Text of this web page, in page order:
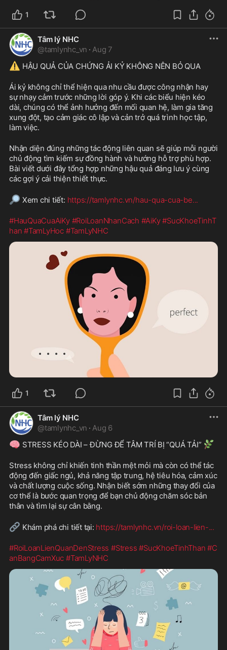
1
Tâm lý NHC
@tamlynhc_vn · Aug 7
⚠️ HẬU QUẢ CỦA CHỨNG ẢI KỶ KHÔNG NÊN BỎ QUA
Ái kỷ không chỉ thể hiện qua nhu cầu được công nhận hay
sự nhạy cảm trước những lời góp ý. Khi các biểu hiện kéo
dài, chúng có thể ảnh hưởng đến mối quan hệ, làm gia tăng
xung đột, tạo cảm giác cô lập và cản trở quá trình học tập,
làm việc.
Nhận diện đúng những tác động liên quan sẽ giúp mỗi người
chủ động tìm kiếm sự đồng hành và hướng hỗ trợ phù hợp.
Bài viết dưới đây tổng hợp những hậu quả đáng lưu ý cùng
các gợi ý cải thiện thiết thực.
🔎 Xem chi tiết: https://tamlynhc.vn/hau-qua-cua-be...
#HauQuaCuaAiKy #RoiLoanNhanCach #AiKy#SucKhoeTinhT
han #TamLyHoc #TamLyNHC
1
Tâm lý NHC
@tamlynhc_vn · Aug 6
🧠 STRESS KÉO DÀI – ĐỪNG ĐỂ TÂM TRÍ BỊ “QUÁ TẢI” 🌿
Stress không chỉ khiến tinh thần mệt mỏi mà còn có thể tác
động đến giấc ngủ, khả năng tập trung, hệ tiêu hóa, cảm xúc
và chất lượng cuộc sống. Nhận biết sớm những thay đổi của
cơ thể là bước quan trọng để bạn chủ động chăm sóc bản
thân và tìm lại sự cân bằng.
🔗 Khám phá chi tiết tại: https://tamlynhc.vn/roi-loan-lien-...
#RoiLoanLienQuanDenStress #Stress #SucKhoeTinhThan #C
anBangCamXuc #TamLyNHC